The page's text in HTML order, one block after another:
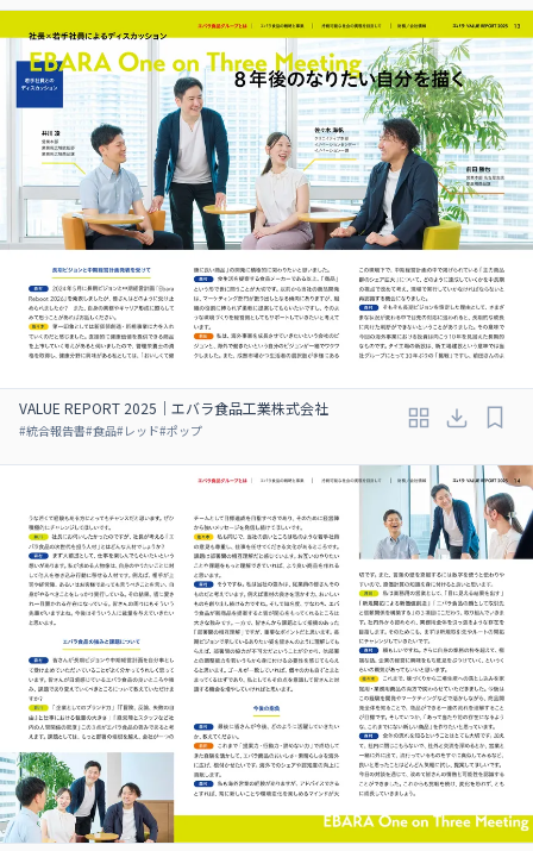
VALUE REPORT 2025｜エバラ食品工業株式会社
#統合報告書#食品#レッド#ポップ